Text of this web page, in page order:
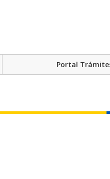
Portal